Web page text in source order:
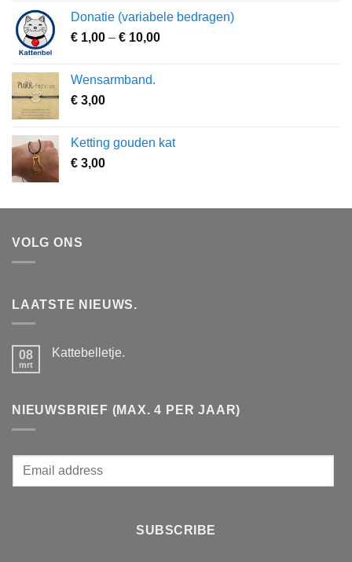
Donatie (variabele bedragen)
€ 1,00 – € 10,00Prijsklasse:
Wensarmband.
€ 3,00
Ketting gouden kat
€ 3,00
VOLG ONS
LAATSTE NIEUWS.
08
mrt
Kattebelletje.
NIEUWSBRIEF (MAX. 4 PER JAAR)
SUBSCRIBE